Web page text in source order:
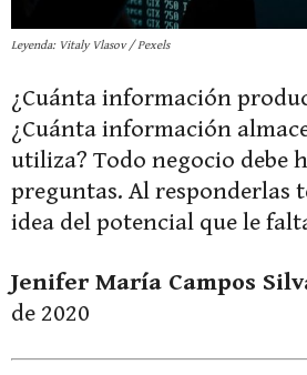
Leyenda: Vitaly Vlasov / Pexels
¿Cuánta información
¿Cuánta información
utiliza? Todo negocio debe
preguntas. Al responderlas
idea del potencial que le
Jenifer María Campos
de 2020